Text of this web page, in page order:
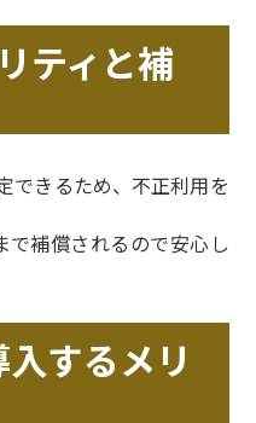
ティと補
できるため、不正利用を
補償されるので安心し
するメリ